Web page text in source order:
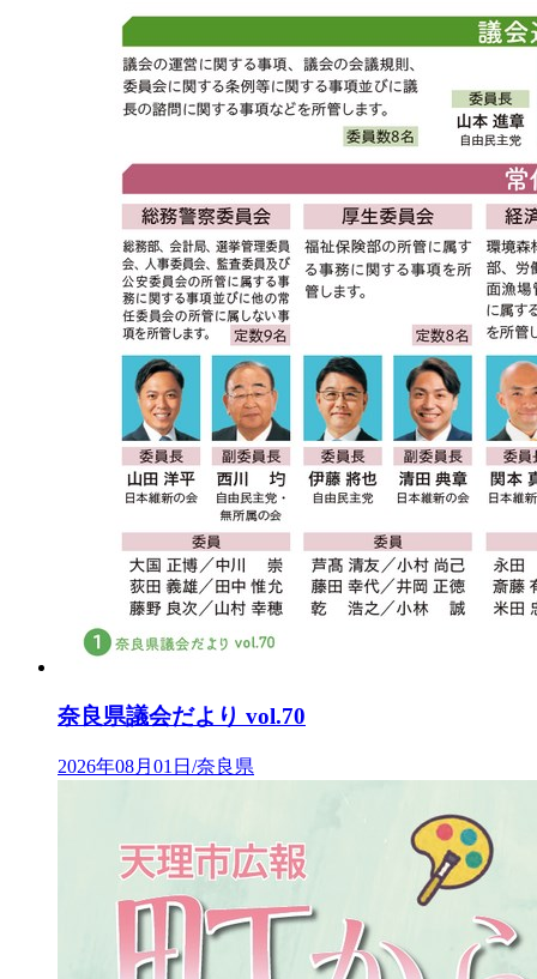
奈良県議会だより vol.70
2026年08月01日/奈良県